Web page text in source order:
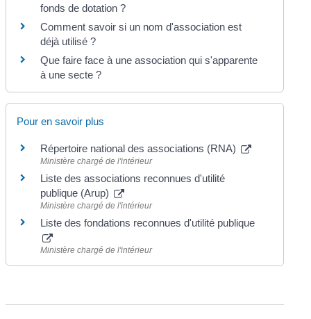
fonds de dotation ?
Comment savoir si un nom d'association est
déjà utilisé ?
Que faire face à une association qui s'apparente
à une secte ?
Pour en savoir plus
Répertoire national des associations (RNA)
Ministère chargé de l'intérieur
Liste des associations reconnues d'utilité
publique (Arup)
Ministère chargé de l'intérieur
Liste des fondations reconnues d'utilité publique
Ministère chargé de l'intérieur